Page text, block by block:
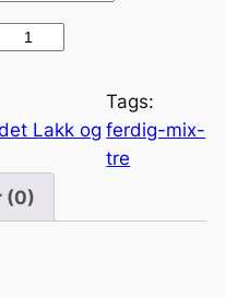
Lakk og
Tags:
ferdig-mix-
tre
(0)